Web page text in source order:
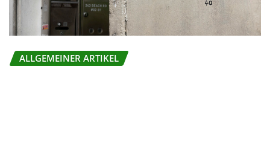
ALLGEMEINER ARTIKEL